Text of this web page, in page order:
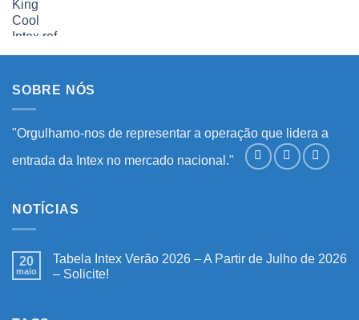
SOBRE NÓS
"Orgulhamo-nos de representar a operação que lidera a
entrada da Intex no mercado nacional."
NOTÍCIAS
20
maio
Tabela Intex Verão 2026 – A Partir de Julho de 2026
– Solicite!